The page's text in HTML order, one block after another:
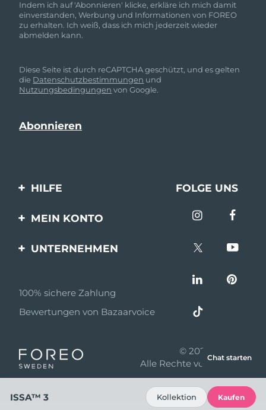
Indem ich auf 'Abonnieren' klicke, erkläre ich mich damit
einverstanden, Werbung und Informationen von FOREO
zu erhalten. Ich weiß, dass ich mich jederzeit wieder
abmelden kann.
Diese Seite ist durch reCAPTCHA geschützt, und es gelten
die Datenschutzbestimmungen und
Nutzungsbedingungen von Google.
HILFE
Kontaktiere uns
FOLGE UNS
MEIN KONTO
UNTERNEHMEN
Partnerprogramm
Partner Nachrichten
Einzelhändler
100% sichere Zahlung
Bewertungen von Bazaarvoice
© 2026 FOREO
Alle Rechte vorbehalten
Chat starten
ISSA™ 3 Kollektion Kaufen